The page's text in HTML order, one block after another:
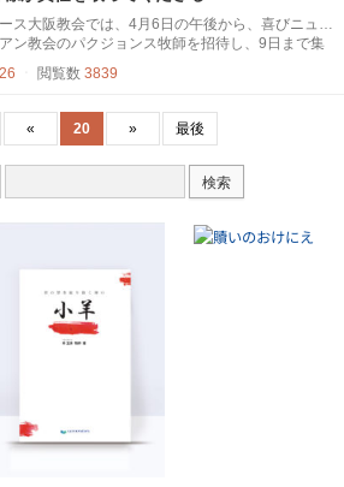
の形状が作られるものではなく、神様自身がイエ
ス大阪教会では、4月6日の午後から、喜びニュー
ン教会のパクジョンス牧師を招待し、9日まで集
た。牧師は広島教会と大阪教会で、初めて来られた
姉妹たちに神様の御言葉を伝えてくださった。 夜
会に参加した人々の心を動かした。 初日にはヨハ
1章1節の御言葉が伝えられた。 まだ神様を知ら
閲覧数 3839
« 20 » 最後
検索